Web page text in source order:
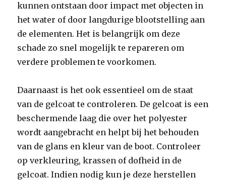
kunnen ontstaan door impact met objecten in
het water of door langdurige blootstelling aan
de elementen. Het is belangrijk om deze
schade zo snel mogelijk te repareren om
verdere problemen te voorkomen.
Daarnaast is het ook essentieel om de staat
van de gelcoat te controleren. De gelcoat is een
beschermende laag die over het polyester
wordt aangebracht en helpt bij het behouden
van de glans en kleur van de boot. Controleer
op verkleuring, krassen of dofheid in de
gelcoat. Indien nodig kun je deze herstellen